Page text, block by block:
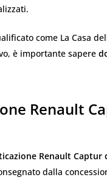
come La Casa
è importante sapere
Renault
Renault Captur
dalla